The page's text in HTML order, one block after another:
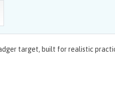
target, built for realistic